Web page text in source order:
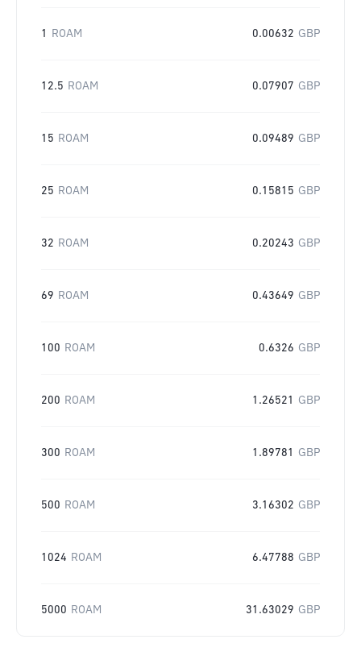
1 ROAM 0.00632 GBP
12.5 ROAM 0.07907 GBP
15 ROAM 0.09489 GBP
25 ROAM 0.15815 GBP
32 ROAM 0.20243 GBP
69 ROAM 0.43649 GBP
100 ROAM 0.6326 GBP
200 ROAM 1.26521 GBP
300 ROAM 1.89781 GBP
500 ROAM 3.16302 GBP
1024 ROAM 6.47788 GBP
5000 ROAM 31.63029 GBP